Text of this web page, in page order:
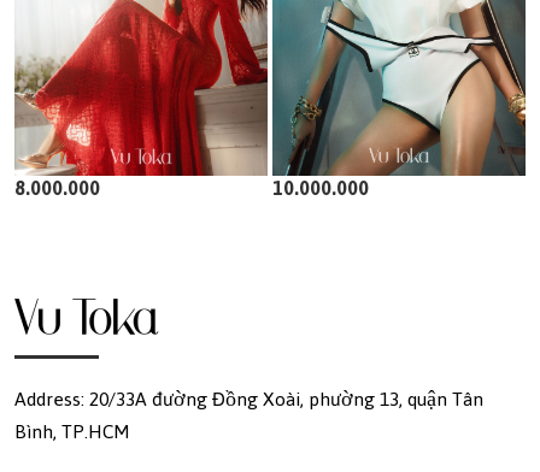
8.000.000 10.000.000
Address: 20/33A đường Đồng Xoài, phường 13, quận Tân
Bình, TP.HCM